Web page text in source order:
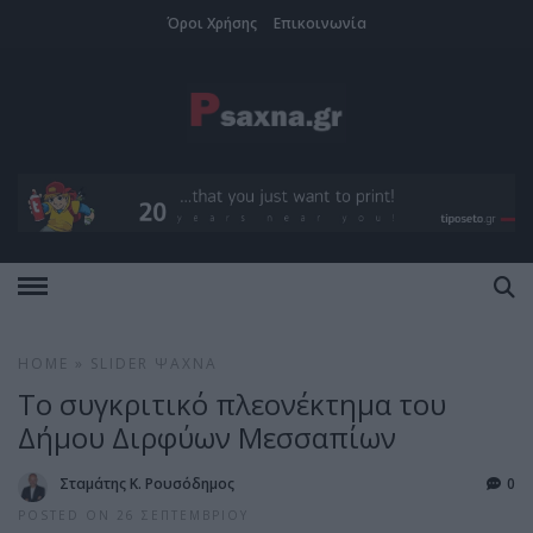
Όροι Χρήσης Επικοινωνία
HOME SLIDER ΨΑΧΝΆ
Το συγκριτικό πλεονέκτημα του
Δήμου Διρφύων Μεσσαπίων
Σταμάτης Κ. Ρουσόδημος
POSTED ON 26 ΣΕΠΤΕΜΒΡΊΟΥ
0